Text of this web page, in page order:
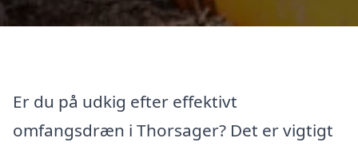
Er du på udkig efter effektivt
omfangsdræn i Thorsager? Det er vigtigt